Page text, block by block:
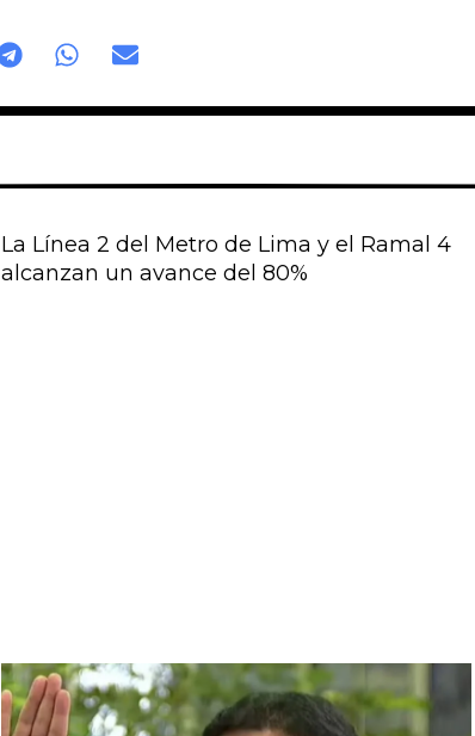
La Línea 2 del Metro de Lima y el Ramal 4
alcanzan un avance del 80%